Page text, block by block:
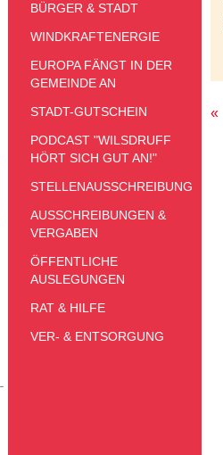
BÜRGER & STADT
WINDKRAFTENERGIE
EUROPA FÄNGT IN DER
GEMEINDE AN
STADT-GUTSCHEIN
PODCAST "WILSDRUFF
HÖRT SICH GUT AN!"
STELLENAUSSCHREIBUNG
AUSSCHREIBUNGEN &
VERGABEN
ÖFFENTLICHE
AUSLEGUNGEN
RAT & HILFE
VER- & ENTSORGUNG
«